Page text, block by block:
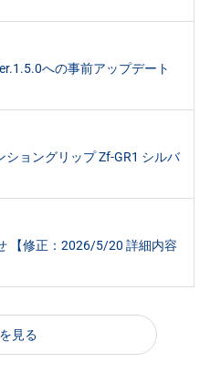
への事前アップデート
ョングリップ Zf-GR1 シルバ
【修正：2026/5/20 詳細内容
見る